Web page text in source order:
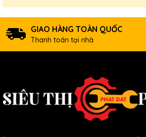
GIAO HÀNG TOÀN QUỐC
Thanh toán tại nhà